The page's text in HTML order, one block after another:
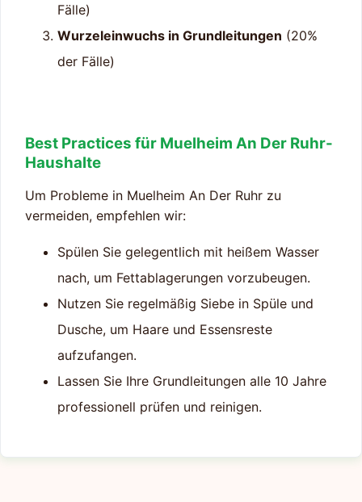
Fälle)
Wurzeleinwuchs in Grundleitungen (20%
der Fälle)
Best Practices für Muelheim An Der Ruhr-
Haushalte
Um Probleme in Muelheim An Der Ruhr zu
vermeiden, empfehlen wir:
Spülen Sie gelegentlich mit heißem Wasser
nach, um Fettablagerungen vorzubeugen.
Nutzen Sie regelmäßig Siebe in Spüle und
Dusche, um Haare und Essensreste
aufzufangen.
Lassen Sie Ihre Grundleitungen alle 10 Jahre
professionell prüfen und reinigen.